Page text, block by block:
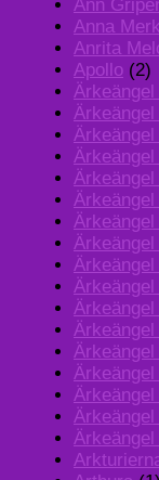
Ann
Anna
Anrita
Apollo (2)
Ärkeängel
Ärkeängel
Ärkeängel
Ärkeängel
Ärkeängel
Ärkeängel
Ärkeängel
Ärkeängel
Ärkeängel
Ärkeängel
Ärkeängel
Ärkeängel
Ärkeängel